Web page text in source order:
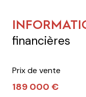
financières
Prix de vente
189 000 €